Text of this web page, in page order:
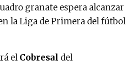
granate espera alcanzar
la Liga de Primera del fútbol
elCobresal del